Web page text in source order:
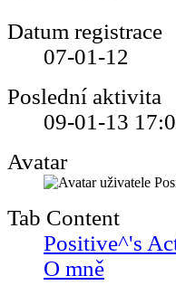
Datum registrace
07-01-12
Poslední aktivita
09-01-13
Avatar
Tab Content
Positive^'s
O mně